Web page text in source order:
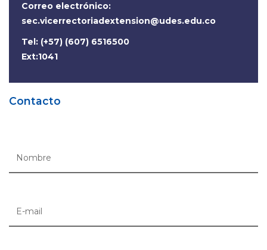
Correo electrónico:
sec.vicerrectoriadextension@udes.edu.co
Tel: (+57) (607) 6516500
Ext:1041
Contacto